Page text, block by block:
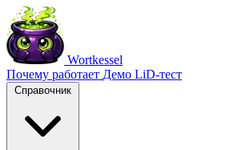
Wortkessel
Почему работает Демо LiD-тест
Справочник